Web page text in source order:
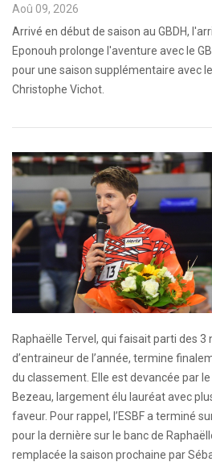
Aoû 09, 2026
Arrivé en début de saison au GBDH,
Eponouh prolonge l'aventure avec le
pour une saison supplémentaire avec
Christophe Vichot.
Raphaëlle Tervel, qui faisait parti des 3
d’entraineur de l’année, termine
du classement. Elle est devancée par
Bezeau, largement élu lauréat avec
faveur. Pour rappel, l’ESBF a terminé
pour la dernière sur le banc de
remplacée la saison prochaine par